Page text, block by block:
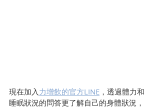
現在加入 力增飲的官方LINE ，透過體力和
睡眠狀況的問答更了解自己的身體狀況，